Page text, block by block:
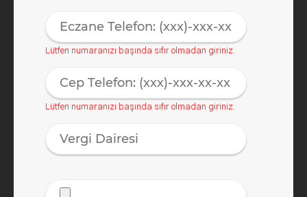
Lütfen numaranızı başında sıfır olmadan giriniz.
Lütfen numaranızı başında sıfır olmadan giriniz.